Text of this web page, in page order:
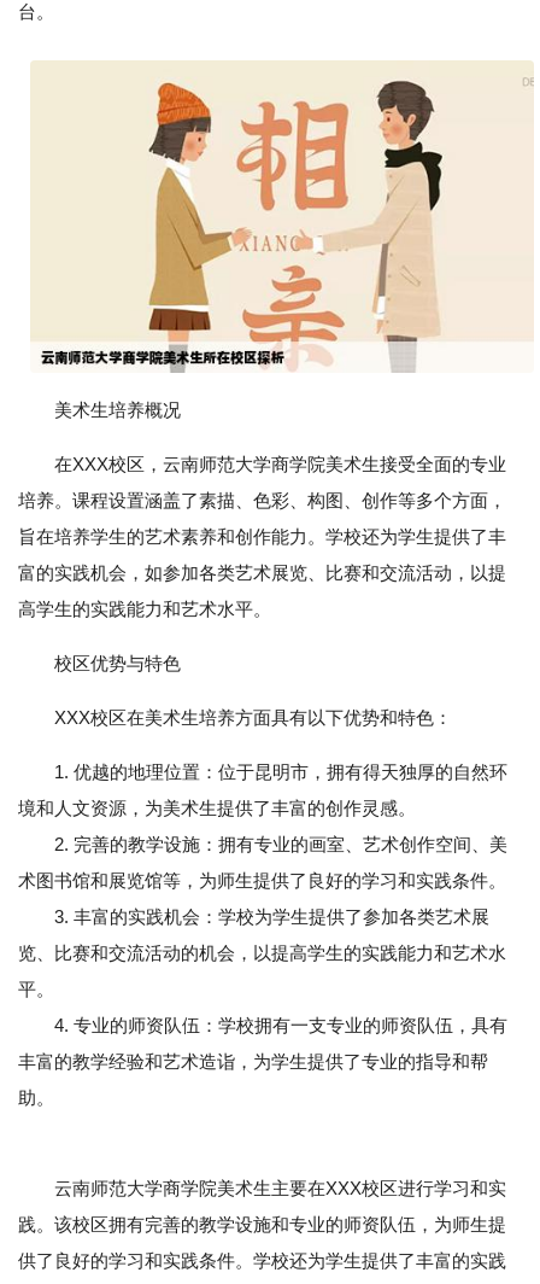
台。
美术生培养概况
在XXX校区，云南师范大学商学院美术生接受全面的专业
培养。课程设置涵盖了素描、色彩、构图、创作等多个方面，
旨在培养学生的艺术素养和创作能力。学校还为学生提供了丰
富的实践机会，如参加各类艺术展览、比赛和交流活动，以提
高学生的实践能力和艺术水平。
校区优势与特色
XXX校区在美术生培养方面具有以下优势和特色：
1. 优越的地理位置：位于昆明市，拥有得天独厚的自然环
境和人文资源，为美术生提供了丰富的创作灵感。
2. 完善的教学设施：拥有专业的画室、艺术创作空间、美
术图书馆和展览馆等，为师生提供了良好的学习和实践条件。
3. 丰富的实践机会：学校为学生提供了参加各类艺术展
览、比赛和交流活动的机会，以提高学生的实践能力和艺术水
平。
4. 专业的师资队伍：学校拥有一支专业的师资队伍，具有
丰富的教学经验和艺术造诣，为学生提供了专业的指导和帮
助。
云南师范大学商学院美术生主要在XXX校区进行学习和实
践。该校区拥有完善的教学设施和专业的师资队伍，为师生提
供了良好的学习和实践条件。学校还为学生提供了丰富的实践